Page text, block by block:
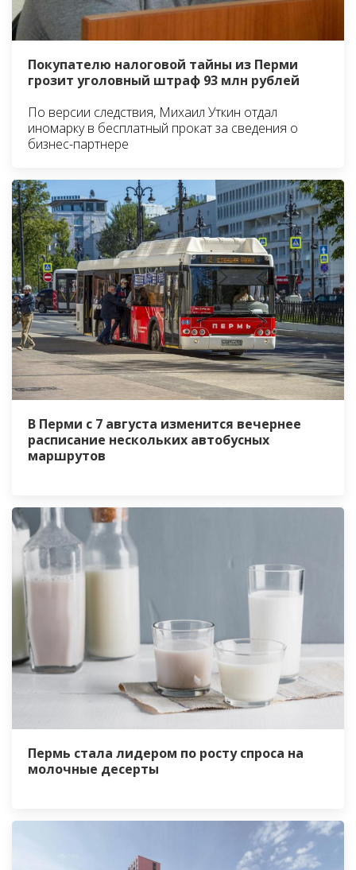
Покупателю налоговой тайны из Перми
грозит уголовный штраф 93 млн рублей
По версии следствия, Михаил Уткин отдал
иномарку в бесплатный прокат за сведения о
бизнес-партнере
В Перми с 7 августа изменится вечернее
расписание нескольких автобусных
маршрутов
Пермь стала лидером по росту спроса на
молочные десерты